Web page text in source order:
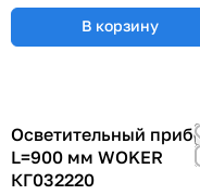
В корзину
Осветительный
L=900 мм WOKER
КГ032220